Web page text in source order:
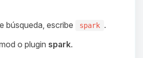
búsqueda, escribe
spark .
o plugin spark.